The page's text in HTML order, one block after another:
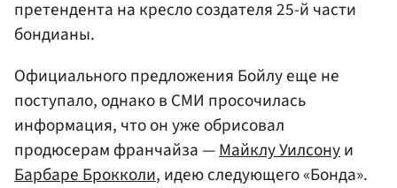
претендента на кресло создателя 25-й части
бондианы.
Официального предложения Бойлу еще не
поступало, однако в СМИ просочилась
информация, что он уже обрисовал
продюсерам франчайза —Майклу Уилсонуи
Барбаре Брокколи, идею следующего «Бонда».